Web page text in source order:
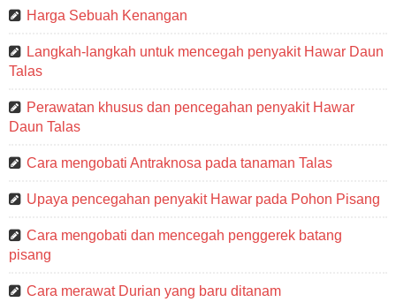
Harga Sebuah Kenangan
Langkah-langkah untuk mencegah penyakit Hawar Daun
Talas
Perawatan khusus dan pencegahan penyakit Hawar
Daun Talas
Cara mengobati Antraknosa pada tanaman Talas
Upaya pencegahan penyakit Hawar pada Pohon Pisang
Cara mengobati dan mencegah penggerek batang
pisang
Cara merawat Durian yang baru ditanam